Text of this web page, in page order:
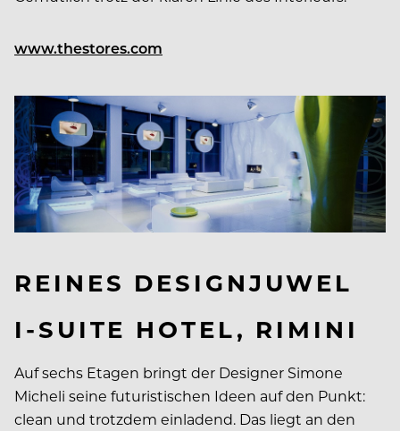
www.thestores.com
REINES DESIGNJUWEL
I-SUITE HOTEL, RIMINI
Auf sechs Etagen bringt der Designer Simone
Micheli seine futuristischen Ideen auf den Punkt:
clean und trotzdem einladend. Das liegt an den